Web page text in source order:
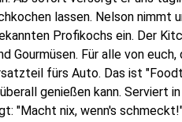
lassen. Nelson nimmt
Profikochs ein. Der
Gourmüsen. Für alle von euch,
fürs Auto. Das ist
genießen kann. Serviert
"Macht nix, wenn's